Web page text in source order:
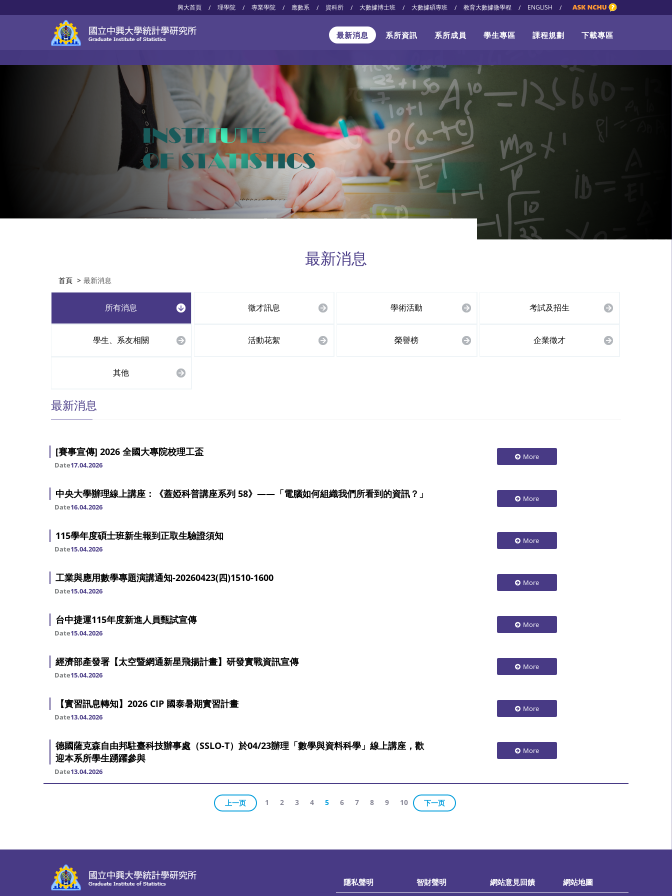
興大首頁 / 理學院 / 專業學院 / 應數系 / 資科所 / 大數據博士班 / 大數據碩專班 / 教育大數據微學程 / ENGLISH /
最新消息 系所資訊 系所成員 學生專區 課程規劃 下載專區
最新消息
首頁 最新消息
所有消息 徵才訊息 學術活動 考試及招生
學生、系友相關 活動花絮 榮譽榜 企業徵才
其他
最新消息
[賽事宣傳] 2026 全國大專院校理工盃
Date17.04.2026
More
中央大學辦理線上講座：《蓋婭科普講座系列 58》——「電腦如何組織我們所看到的資訊？」
Date16.04.2026
More
115學年度碩士班新生報到正取生驗證須知
Date15.04.2026
More
工業與應用數學專題演講通知-20260423(四)1510-1600
Date15.04.2026
More
台中捷運115年度新進人員甄試宣傳
Date15.04.2026
More
經濟部產發署【太空暨網通新星飛揚計畫】研發實戰資訊宣傳
Date15.04.2026
More
【實習訊息轉知】2026 CIP 國泰暑期實習計畫
Date13.04.2026
More
德國薩克森自由邦駐臺科技辦事處（SSLO-T）於04/23辦理「數學與資料科學」線上講座，歡
迎本系所學生踴躍參與
Date13.04.2026
More
上一页 1 2 3 4 5 6 7 8 9 10 下一页
隱私聲明 智財聲明 網站意見回饋 網站地圖